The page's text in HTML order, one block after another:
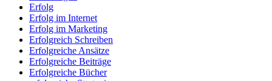
Erfolg
Erfolg im Internet
Erfolg im Marketing
Erfolgreich Schreiben
Erfolgreiche Ansätze
Erfolgreiche Beiträge
Erfolgreiche Bücher